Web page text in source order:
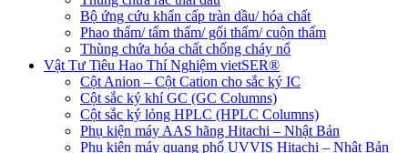
Bộ ứng cứu khẩn cấp tràn dầu/ hóa chất
Phao thấm/ tấm thấm/ gối thấm/ cuộn thấm
Thùng chứa hóa chất chống cháy nổ
Vật Tư Tiêu Hao Thí Nghiệm vietSER®
Cột Anion – Cột Cation cho sắc ký IC
Cột sắc ký khí GC (GC Columns)
Cột sắc ký lỏng HPLC (HPLC Columns)
Phụ kiện máy AAS hãng Hitachi – Nhật Bản
Phụ kiện máy quang phổ UVVIS Hitachi – Nhật Bản